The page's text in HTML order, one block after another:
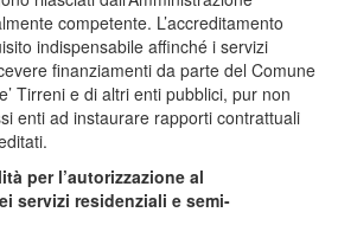
competente. L’accreditamento
indispensabile affinché i servizi
finanziamenti da parte del Comune
Tirreni e di altri enti pubblici, pur non
enti ad instaurare rapporti contrattuali
per l’autorizzazione al
servizi residenziali e semi-